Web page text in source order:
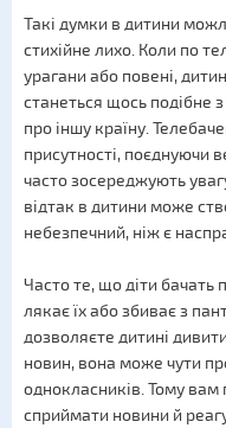
Такі думки в дитини
стихійне лихо. Коли по
урагани або повені,
станеться щось подібне
про іншу країну.
присутності, поєднуючи
часто зосереджують
відтак в дитини може
небезпечний, ніж є
Часто те, що діти бачать
лякає їх або збиває з
дозволяєте дитині
новин, вона може чути про
однокласників. Тому вам
сприймати новини й